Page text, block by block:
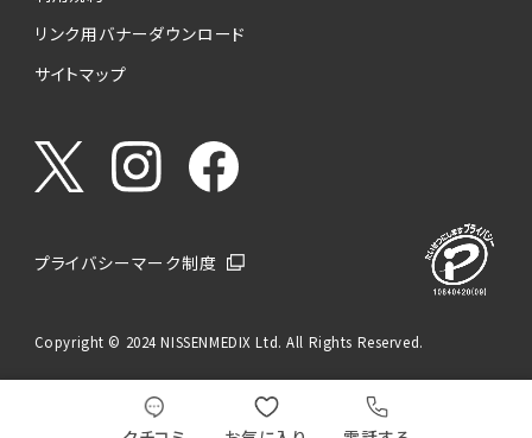
リンク用バナーダウンロード
サイトマップ
プライバシーマーク制度
Copyright © 2024 NISSENMEDIX Ltd. All Rights Reserved.